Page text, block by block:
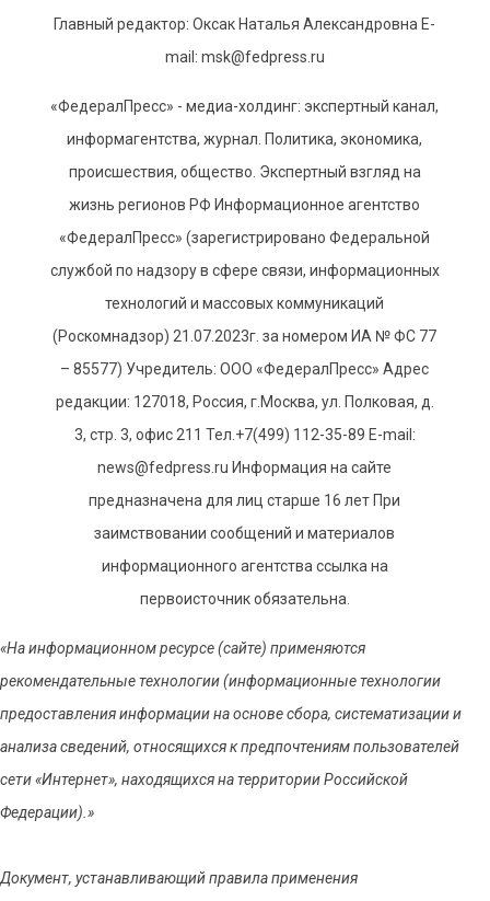
Главный редактор: Оксак Наталья Александровна E-
mail: msk@fedpress.ru
«ФедералПресс» - медиа-холдинг: экспертный канал,
информагентства, журнал. Политика, экономика,
происшествия, общество. Экспертный взгляд на
жизнь регионов РФ Информационное агентство
«ФедералПресс» (зарегистрировано Федеральной
службой по надзору в сфере связи, информационных
технологий и массовых коммуникаций
(Роскомнадзор) 21.07.2023г. за номером ИА № ФС 77
– 85577) Учредитель: ООО «ФедералПресс» Адрес
редакции: 127018, Россия, г.Москва, ул. Полковая, д.
3, стр. 3, офис 211 Тел.+7(499) 112-35-89 E-mail:
news@fedpress.ru Информация на сайте
предназначена для лиц старше 16 лет При
заимствовании сообщений и материалов
информационного агентства ссылка на
первоисточник обязательна.
«На информационном ресурсе (сайте) применяются
рекомендательные технологии (информационные технологии
предоставления информации на основе сбора, систематизации и
анализа сведений, относящихся к предпочтениям пользователей
сети «Интернет», находящихся на территории Российской
Федерации).»
Документ, устанавливающий правила применения